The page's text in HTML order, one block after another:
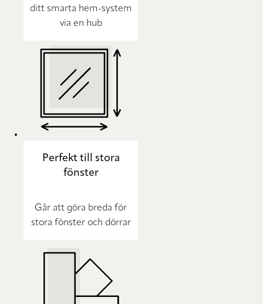
ditt smarta hem-system
via en hub
Perfekt till stora
fönster
Går att göra breda för
stora fönster och dörrar